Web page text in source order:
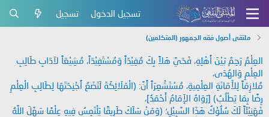
تسجيل الدخول تسجيل
ملتقى أصول فقه الجمهور (المتكلمين)
العِلْمُ رَحِمٌ بَيْنَ أَهْلِهِ، فَحَيَّ هَلاً بِكَ مُفِيْدَاً وَمُسْتَفِيْدَاً، مُشِيْعَاً لآدَابِ طَالِبِ
العِلْمِ وَالهُدَى،
مُلازِمَاً لِلأَمَانَةِ العِلْمِيةِ، مُسْتَشْعِرَاً أَنَّ: (الْمَلَائِكَةَ لَتَضَعُ أَجْنِحَتَهَا لِطَالِبِ الْعِلْمِ
رِضًا بِمَا يَطْلُبُ) [رَوَاهُ الإَمَامُ أَحْمَدُ]،
فَهَنِيْئَاً لَكَ سُلُوْكُ هَذَا السَّبِيْلِ؛ (وَمَنْ سَلَكَ طَرِيقًا يَلْتَمِسُ فِيهِ عِلْمًا سَهَّلَ اللَّهُ